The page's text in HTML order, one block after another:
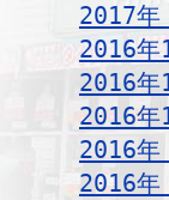
2017年
2016年
2016年
2016年
2016年
2016年